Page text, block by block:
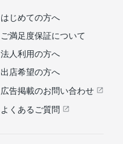
はじめての方へ
ご満足度保証について
法人利用の方へ
出店希望の方へ
広告掲載のお問い合わせ
よくあるご質問